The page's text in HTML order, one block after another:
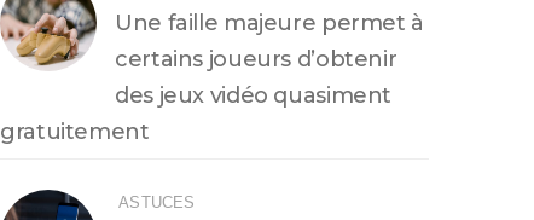
Une faille majeure permet à
certains joueurs d’obtenir
des jeux vidéo quasiment
gratuitement
ASTUCES